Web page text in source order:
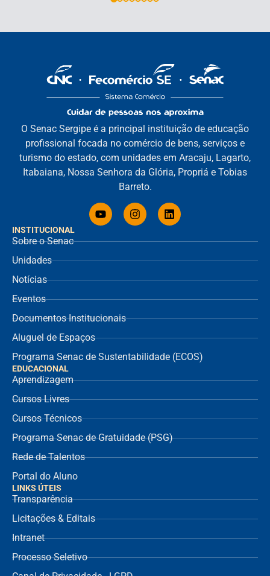
INSTITUCIONAL
Sobre o Senac
Unidades
Notícias
Eventos
Documentos Institucionais
Aluguel de Espaços
Programa Senac de Sustentabilidade (ECOS)
EDUCACIONAL
Aprendizagem
Cursos Livres
Cursos Técnicos
Programa Senac de Gratuidade (PSG)
Rede de Talentos
Portal do Aluno
O Senac Sergipe é a principal instituição de educação
profissional focada no comércio de bens, serviços e
turismo do estado, com unidades em Aracaju, Lagarto,
Itabaiana, Nossa Senhora da Glória, Propriá e Tobias
Barreto.
LINKS ÚTEIS
Transparência
Licitações & Editais
Intranet
Processo Seletivo